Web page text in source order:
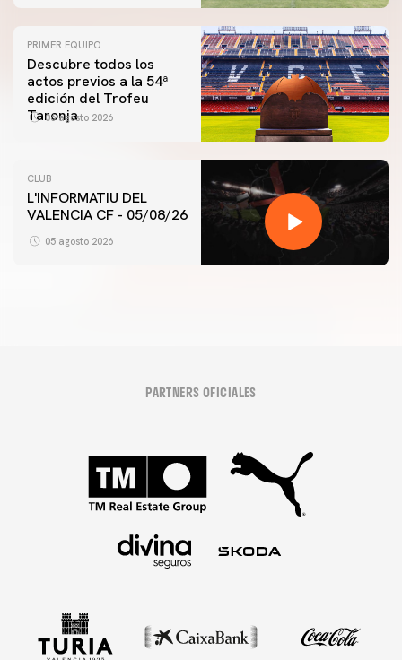
PRIMER EQUIPO
Descubre todos los
actos previos a la 54ª
edición del Trofeu
Taronja
06 agosto 2026
CLUB
L'INFORMATIU DEL
VALENCIA CF - 05/08/26
05 agosto 2026
PARTNERS OFICIALES